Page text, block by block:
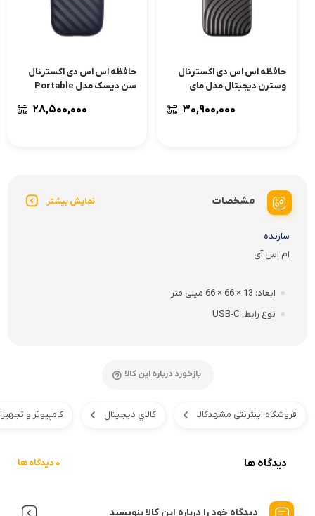
حافظه اس اس دی اکسترنال
وسترن دیجیتال مدل مای
۳۰,۹۰۰,۰۰۰
حافظه اس اس دی اکسترنال
سن دیسک مدل Portable
۲۸,۵۰۰,۰۰۰
مشخصات نمایش بیشتر
سازنده
ام اس آی
ابعاد 13 × 66 × 66 میلی متر
نوع رابط USB-C
بازخورد درباره این کالا
فروشگاه اینترنتی مشهدکالا کالاي ديجيتال کامپیوتر و
دیدگاه ها 0 دیدگاه ها
دیدگاه خود را درباره این کالا بنویسید